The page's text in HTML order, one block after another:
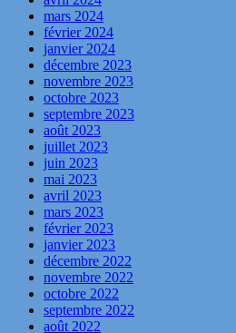
mars 2024
février 2024
janvier 2024
décembre 2023
novembre 2023
octobre 2023
septembre 2023
août 2023
juillet 2023
juin 2023
mai 2023
avril 2023
mars 2023
février 2023
janvier 2023
décembre 2022
novembre 2022
octobre 2022
septembre 2022
août 2022